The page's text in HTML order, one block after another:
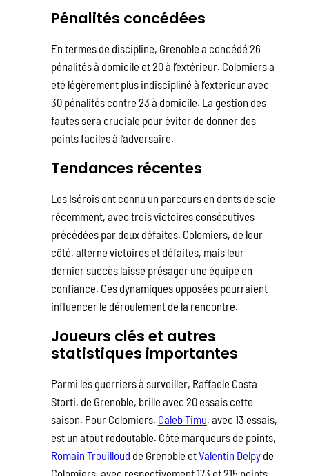
Pénalités concédées
En termes de discipline, Grenoble a concédé 26
pénalités à domicile et 20 à l’extérieur. Colomiers a
été légèrement plus indiscipliné à l’extérieur avec
30 pénalités contre 23 à domicile. La gestion des
fautes sera cruciale pour éviter de donner des
points faciles à l’adversaire.
Tendances récentes
Les Isérois ont connu un parcours en dents de scie
récemment, avec trois victoires consécutives
précédées par deux défaites. Colomiers, de leur
côté, alterne victoires et défaites, mais leur
dernier succès laisse présager une équipe en
confiance. Ces dynamiques opposées pourraient
influencer le déroulement de la rencontre.
Joueurs clés et autres
statistiques importantes
Parmi les guerriers à surveiller, Raffaele Costa
Storti, de Grenoble, brille avec 20 essais cette
saison. Pour Colomiers, Caleb Timu, avec 13 essais,
est un atout redoutable. Côté marqueurs de points,
Romain Trouilloud de Grenoble etValentin Delpyde
Colomiers, avec respectivement 173 et 215 points,